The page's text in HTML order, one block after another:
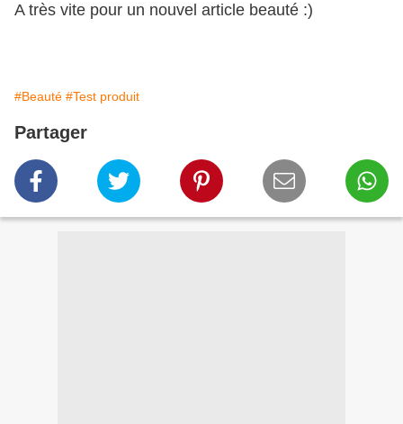
A très vite pour un nouvel article beauté :)
#Beauté #Test produit
Partager